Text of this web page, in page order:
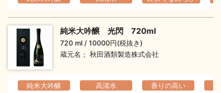
純米大吟醸 光閃 720ml
720 ml
10000円(税抜き)
蔵元名
秋田酒類製造株式会社
純米大吟醸 高清水 香りの高い